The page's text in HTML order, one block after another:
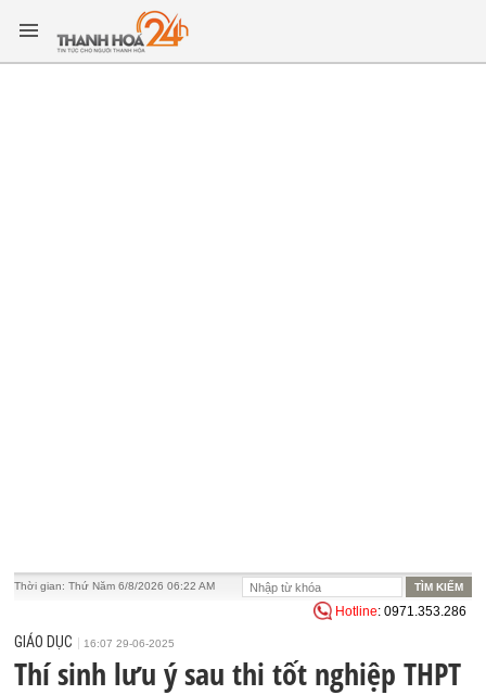
Thời gian:Thứ Năm 6/8/2026 06:22 AM
Hotline: 0971.353.286
GIÁO DỤC 16:07 29-06-2025
Thí sinh lưu ý sau thi tốt nghiệp THPT